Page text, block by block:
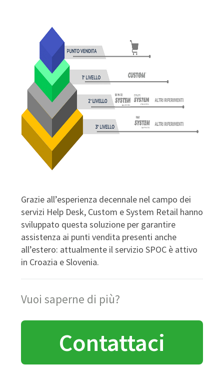
Grazie all’esperienza decennale nel campo dei
servizi Help Desk, Custom e System Retail hanno
sviluppato questa soluzione per garantire
assistenza ai punti vendita presenti anche
all’estero: attualmente il servizio SPOC è attivo
in Croazia e Slovenia.
Vuoi saperne di più?
Contattaci